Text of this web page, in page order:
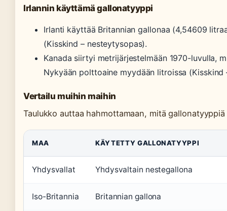
Irlannin käyttämä gallonatyyppi
Irlanti käyttää Britannian gallonaa (4,54609
(Kisskind – nesteytysopas).
Kanada siirtyi metrijärjestelmään 1970-luvulla,
Nykyään polttoaine myydään litroissa (Kisskind
Vertailu muihin maihin
Taulukko auttaa hahmottamaan, mitä
MAA KÄYTETTY GALLONATYYPPI
Yhdysvallat Yhdysvaltain nestegallona
Iso-Britannia Britannian gallona